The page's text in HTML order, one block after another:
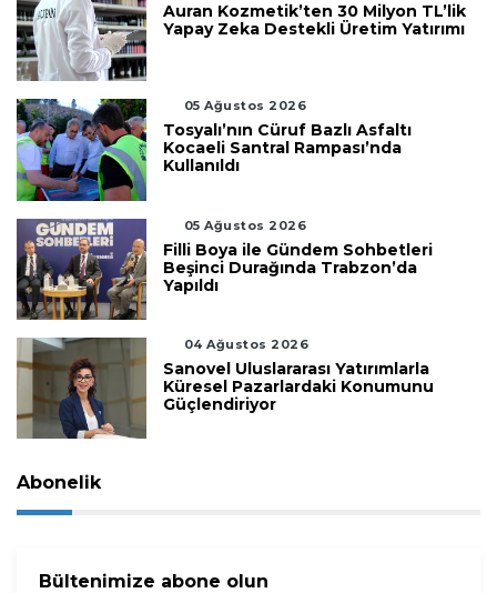
Auran Kozmetik’ten 30 Milyon TL’lik
Yapay Zeka Destekli Üretim Yatırımı
05 Ağustos 2026
Tosyalı’nın Cüruf Bazlı Asfaltı
Kocaeli Santral Rampası’nda
Kullanıldı
05 Ağustos 2026
Filli Boya ile Gündem Sohbetleri
Beşinci Durağında Trabzon’da
Yapıldı
04 Ağustos 2026
Sanovel Uluslararası Yatırımlarla
Küresel Pazarlardaki Konumunu
Güçlendiriyor
Abonelik
Bültenimize abone olun